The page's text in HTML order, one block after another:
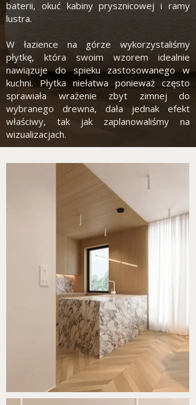
baterii, okuć kabiny prysznicowej i ramy
lustra.
W łazience na górze wykorzystaliśmy
płytkę, która swoim wzorem idealnie
nawiązuje do spieku zastosowanego w
kuchni. Płytka niełatwa ponieważ często
sprawiała wrażenie zbyt zimnej do
wybranego drewna, dała jednak efekt
właściwy, tak jak zaplanowaliśmy na
wizualizacjach.